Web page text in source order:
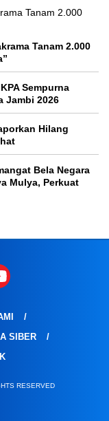
Tanam 2.000
Sempurna
Jambi 2026
Hilang
Bela Negara
Mulya, Perkuat
SIBER
RESERVED